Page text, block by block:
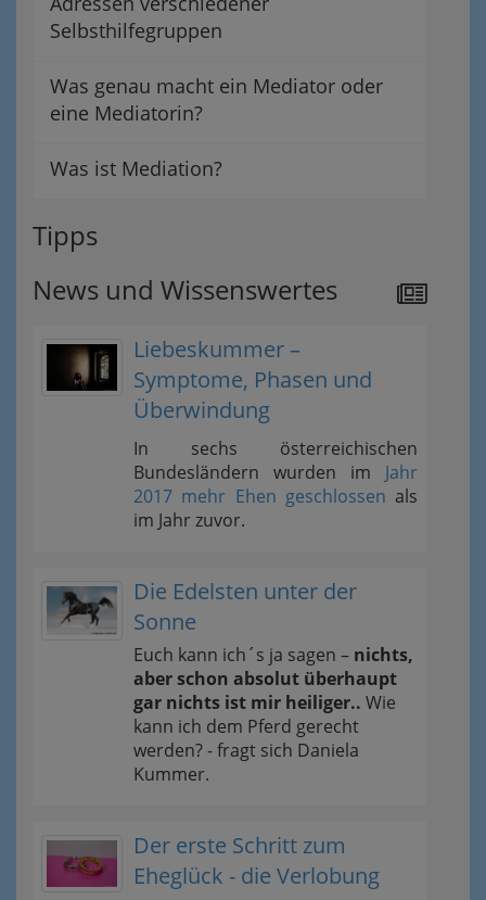
Selbsthilfegruppen
Was genau macht ein Mediator oder
eine Mediatorin?
Was ist Mediation?
Tipps
News und Wissenswertes
Liebeskummer –
Symptome, Phasen und
Überwindung
In sechs österreichischen
Bundesländern wurden im Jahr
2017 mehr Ehen geschlossen als
im Jahr zuvor.
Die Edelsten unter der
Sonne
Euch kann ich´s ja sagen – nichts,
aber schon absolut überhaupt
gar nichts ist mir heiliger.. Wie
kann ich dem Pferd gerecht
werden? - fragt sich Daniela
Kummer.
Der erste Schritt zum
Eheglück - die Verlobung